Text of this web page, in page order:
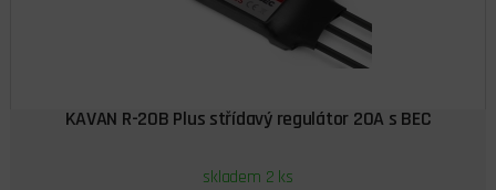
KAVAN R-20B Plus střídavý regulátor 20A s BEC
skladem 2 ks